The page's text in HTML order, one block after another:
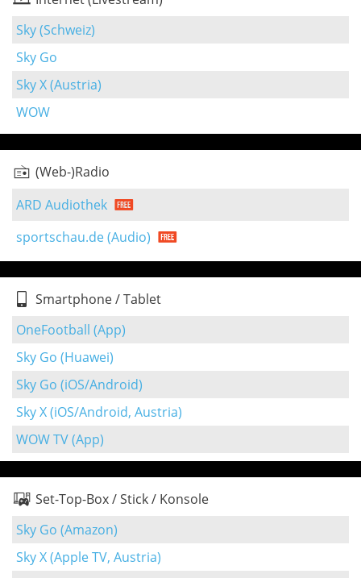
Sky (Schweiz)
Sky Go
Sky X (Austria)
WOW
(Web-)Radio
ARD Audiothek
sportschau.de (Audio)
Smartphone / Tablet
OneFootball (App)
Sky Go (Huawei)
Sky Go (iOS/Android)
Sky X (iOS/Android, Austria)
WOW TV (App)
Set-Top-Box / Stick / Konsole
Sky Go (Amazon)
Sky X (Apple TV, Austria)